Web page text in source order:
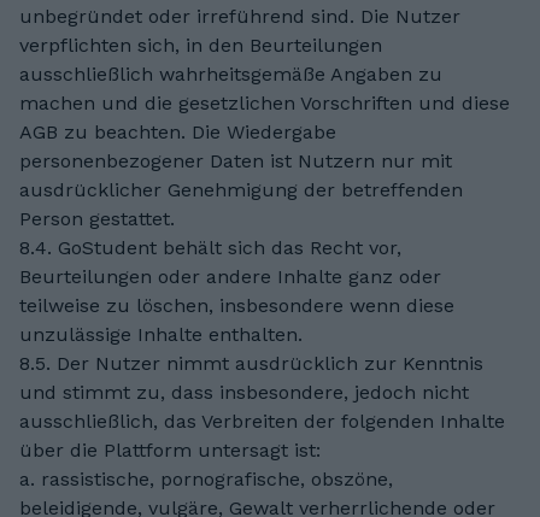
unbegründet oder irreführend sind. Die Nutzer
verpflichten sich, in den Beurteilungen
ausschließlich wahrheitsgemäße Angaben zu
machen und die gesetzlichen Vorschriften und diese
AGB zu beachten. Die Wiedergabe
personenbezogener Daten ist Nutzern nur mit
ausdrücklicher Genehmigung der betreffenden
Person gestattet.
8.4. GoStudent behält sich das Recht vor,
Beurteilungen oder andere Inhalte ganz oder
teilweise zu löschen, insbesondere wenn diese
unzulässige Inhalte enthalten.
8.5. Der Nutzer nimmt ausdrücklich zur Kenntnis
und stimmt zu, dass insbesondere, jedoch nicht
ausschließlich, das Verbreiten der folgenden Inhalte
über die Plattform untersagt ist:
a. rassistische, pornografische, obszöne,
beleidigende, vulgäre, Gewalt verherrlichende oder